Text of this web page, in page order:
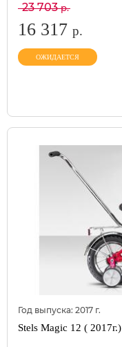
23 703р.
16 317 р.
ОЖИДАЕТСЯ
Год выпуска: 2017 г.
Stels Magic 12 ( 2017г.)